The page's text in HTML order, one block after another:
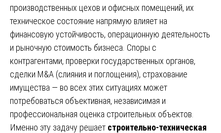
производственных цехов и офисных помещений, их
техническое состояние напрямую влияет на
финансовую устойчивость, операционную деятельность
и рыночную стоимость бизнеса. Споры с
контрагентами, проверки государственных органов,
сделки M&A (слияния и поглощения), страхование
имущества — во всех этих ситуациях может
потребоваться объективная, независимая и
профессиональная оценка строительных объектов.
Именно эту задачу решает строительно-техническая